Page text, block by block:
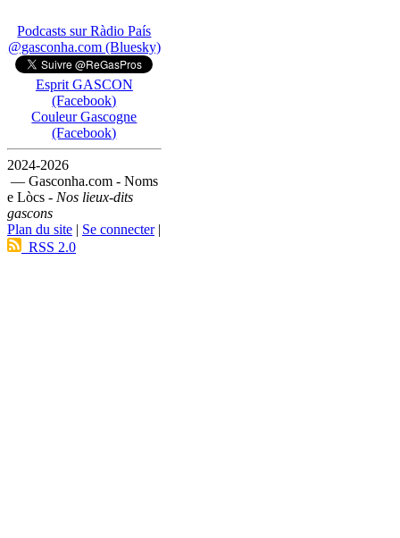
Podcasts sur Ràdio País
@gasconha.com (Bluesky)
Esprit GASCON
(Facebook)
Couleur Gascogne
(Facebook)
2024-2026
— Gasconha.com - Noms
e Lòcs - Nos lieux-dits
gascons
Plan du site | Se connecter|
RSS 2.0